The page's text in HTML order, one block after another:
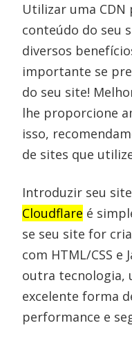
Utilizar uma
conteúdo do seu
diversos
importante se
do seu site!
lhe proporcione
isso,
de sites que
Introduzir seu
Cloudflare é
se seu site for
com HTML/CSS e
outra tecnologia,
excelente forma
performance e